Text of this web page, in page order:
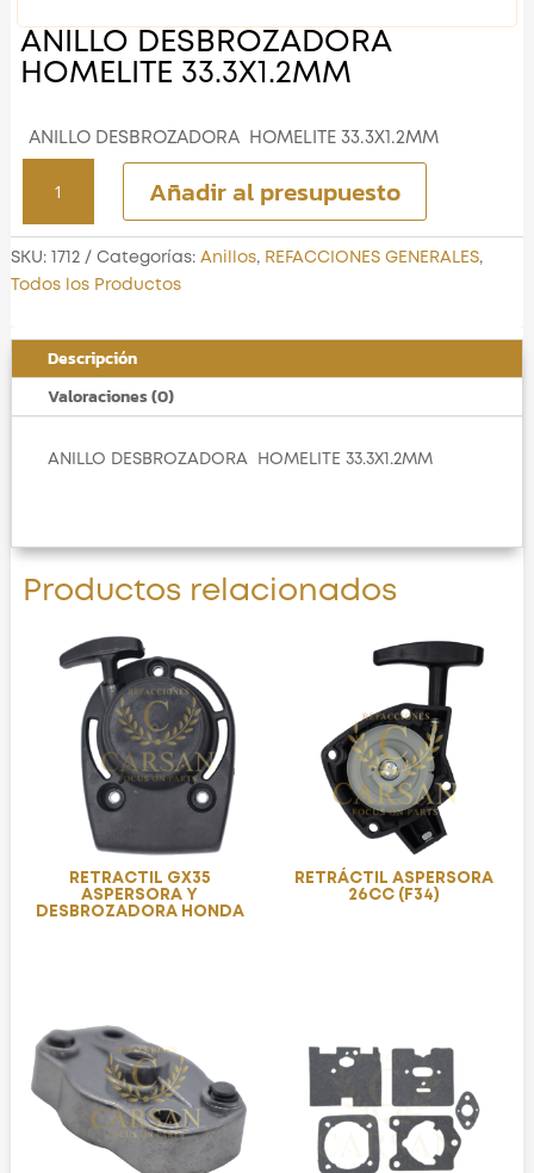
ANILLO DESBROZADORA
HOMELITE 33.3X1.2MM
ANILLO DESBROZADORA HOMELITE 33.3X1.2MM
ANILLO DESBROZADORA
HOMELITE 33.3X1.2MM
cantidad
Añadir al presupuesto
SKU: 1712 Categorías: Anillos, REFACCIONES GENERALES,
Todos los Productos
Descripción
Valoraciones (0)
ANILLO DESBROZADORA HOMELITE 33.3X1.2MM
Productos relacionados
RETRACTIL GX35
ASPERSORA Y
DESBROZADORA HONDA
RETRÁCTIL ASPERSORA
26CC (F34)